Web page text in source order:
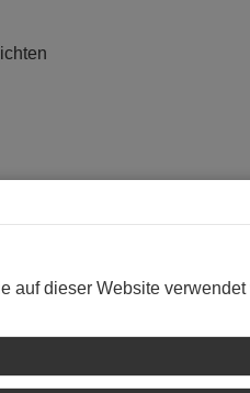
auf dieser Website verwendet